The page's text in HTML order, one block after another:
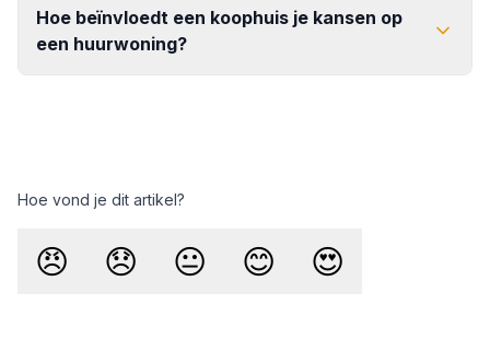
Hoe beïnvloedt een koophuis je kansen op
een huurwoning?
Hoe vond je dit artikel?
😠 😞 😐 😊 😍